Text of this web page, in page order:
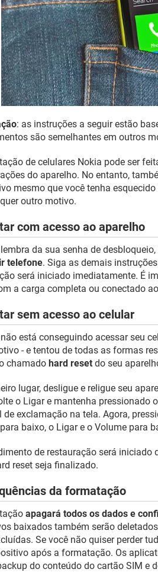
: as instruções a seguir estão
são semelhantes em outros
de celulares Nokia pode ser
do aparelho. No entanto,
mesmo que você tenha
outro motivo.
com acesso ao aparelho
da sua senha de
telefone. Siga as demais
será iniciado imediatamente. É
a carga completa ou conectado
sem acesso ao celular
está conseguindo acessar seu
- e tentou de todas as formas
chamado hard reset do seu
lugar, desligue e religue seu
o Ligar e mantenha pressionado
de exclamação na tela. Agora,
baixo, o Ligar e o Volume para
de restauração será
reset seja finalizado.
da formatação
apagará todos os dados e
baixados também serão
Se você não quiser perder
após a formatação. Os
do conteúdo do cartão SIM e